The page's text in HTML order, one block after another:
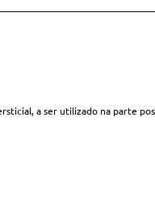
a ser utilizado na parte